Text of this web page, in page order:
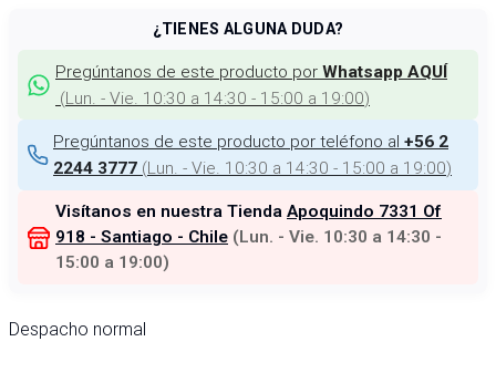
¿TIENES ALGUNA DUDA?
Pregúntanos de este producto por Whatsapp AQUÍ
(Lun. - Vie. 10:30 a 14:30 - 15:00 a 19:00)
Pregúntanos de este producto por teléfono al +56 2
2244 3777 (Lun. - Vie. 10:30 a 14:30 - 15:00 a 19:00)
Visítanos en nuestra Tienda Apoquindo 7331 Of
918 - Santiago - Chile (Lun. - Vie. 10:30 a 14:30 -
15:00 a 19:00)
Despacho normal